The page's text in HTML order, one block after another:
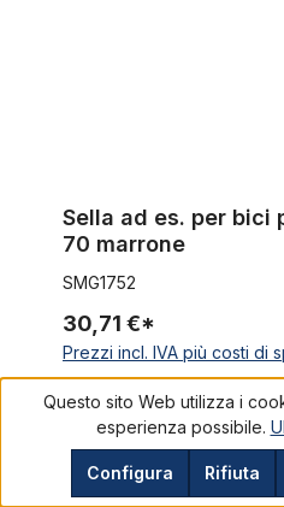
Sella ad es. per bici
70 marrone
SMG1752
30,71 €*
Prezzi incl. IVA più costi di
Nel
Questo sito Web utilizza i
esperienza possibile.
Rifiuta
Configura